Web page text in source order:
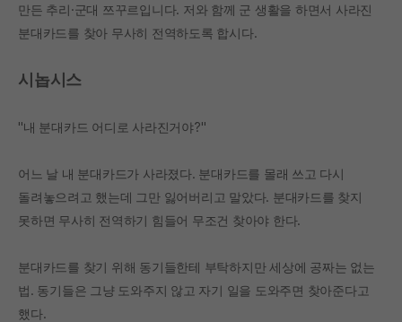
만든 추리·군대 쯔꾸르입니다. 저와 함께 군 생활을 하면서 사라진
분대카드를 찾아 무사히 전역하도록 합시다.
시놉시스
"내 분대카드 어디로 사라진거야?"
어느 날 내 분대카드가 사라졌다. 분대카드를 몰래 쓰고 다시
돌려놓으려고 했는데 그만 잃어버리고 말았다. 분대카드를 찾지
못하면 무사히 전역하기 힘들어 무조건 찾아야 한다.
분대카드를 찾기 위해 동기들한테 부탁하지만 세상에 공짜는 없는
법. 동기들은 그냥 도와주지 않고 자기 일을 도와주면 찾아준다고
했다.